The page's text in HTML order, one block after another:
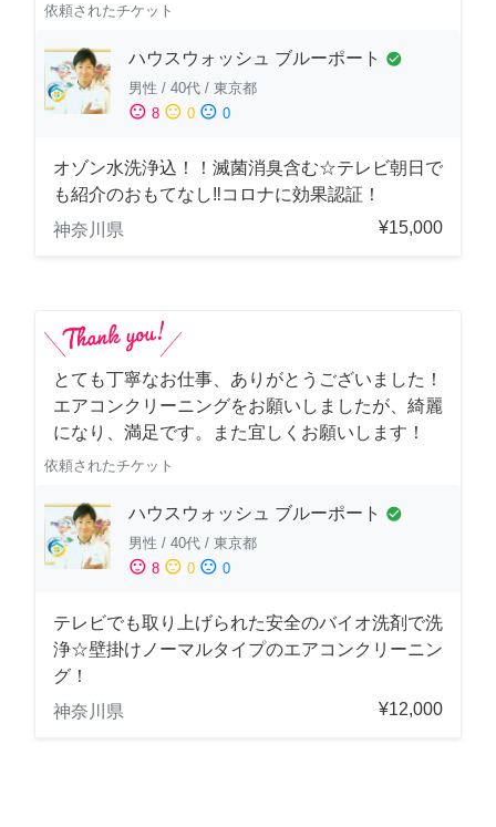
依頼されたチケット
ハウスウォッシュ ブルーポート check_circle
男性 / 40代 / 東京都
sentiment_satisfied 8 sentiment_neutral 0 sentiment_dissatisfied 0
オゾン水洗浄込！！滅菌消臭含む☆テレビ朝日で
も紹介のおもてなし‼コロナに効果認証！
神奈川県
¥15,000
とても丁寧なお仕事、ありがとうございました！
エアコンクリーニングをお願いしましたが、綺麗
になり、満足です。また宜しくお願いします！
依頼されたチケット
ハウスウォッシュ ブルーポート check_circle
男性 / 40代 / 東京都
sentiment_satisfied 8 sentiment_neutral 0 sentiment_dissatisfied 0
テレビでも取り上げられた安全のバイオ洗剤で洗
浄☆壁掛けノーマルタイプのエアコンクリーニン
グ！
神奈川県
¥12,000